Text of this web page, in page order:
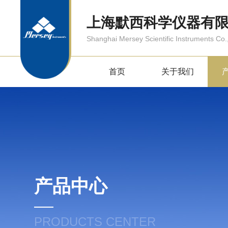
上海默西科学仪器有
Shanghai Mersey Scientific Instruments
首页 关于我们
产品中心
PRODUCTS CENTER